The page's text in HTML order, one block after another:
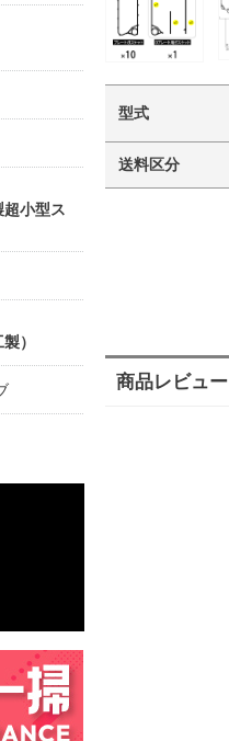
型式
送料区分
商品レビュー
超小型ス
）